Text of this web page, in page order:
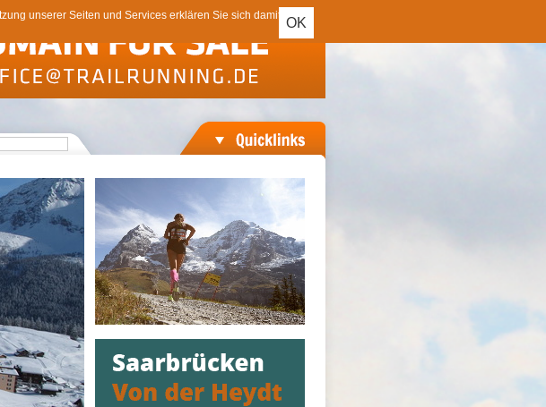
OK
unserer Seiten und Services erklären Sie sich damit